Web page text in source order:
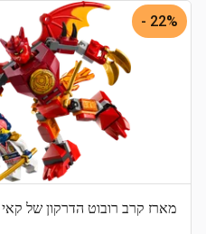
22% -
מארז קרב רובוט הדרקון של קאי